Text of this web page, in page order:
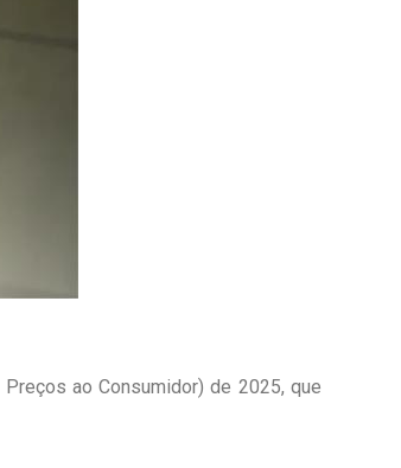
ao Consumidor) de 2025, que